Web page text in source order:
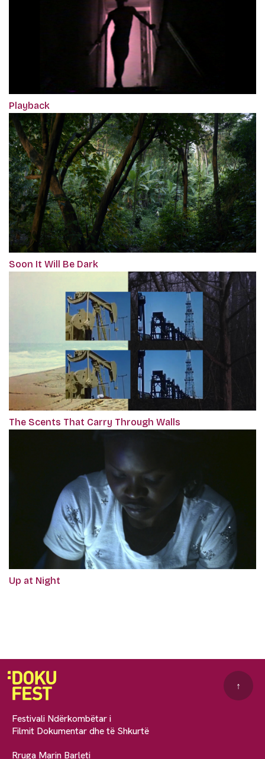
Playback
Soon It Will Be Dark
The Scents That Carry Through Walls
Up at Night
Festivali Ndërkombëtar i
Filmit Dokumentar dhe të Shkurtë
Rruga Marin Barleti
↑